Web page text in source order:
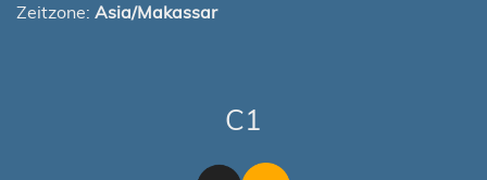
Zeitzone: Asia/Makassar
C1